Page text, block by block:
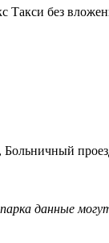
Такси без
данные